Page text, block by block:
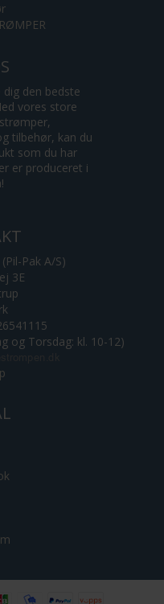
den bedste
vores store
tilbehør, kan du
som du har
er produceret i
Pak A/S)
3E
og Torsdag: kl. 10-12)